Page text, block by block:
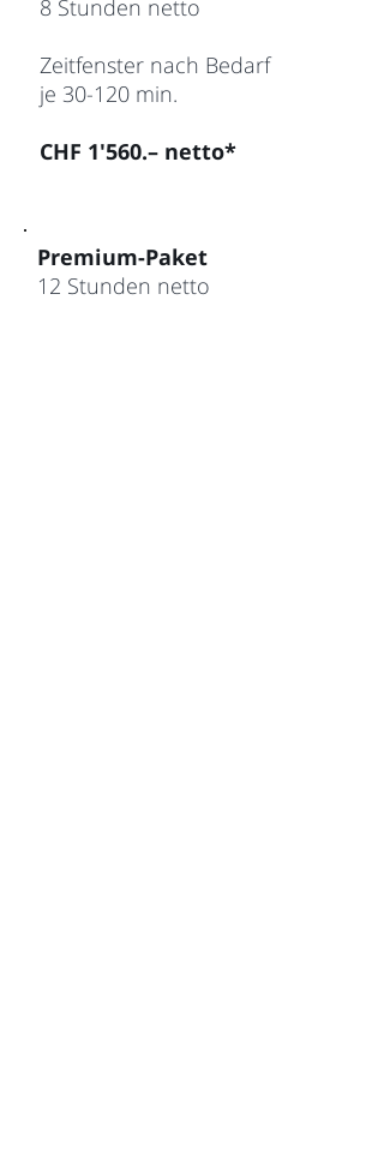
8 Stunden netto
Zeitfenster nach Bedarf
je 30-120 min.
CHF 1'560.– netto*
Premium-Paket
12 Stunden netto